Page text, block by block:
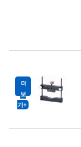
더
보
기